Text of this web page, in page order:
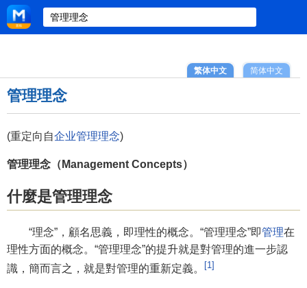
简体中文
繁体中文
管理理念
(重定向自企业管理理念)
管理理念（Management Concepts）
什麼是管理理念
“理念”，顧名思義，即理性的概念。“管理理念”即管理在
理性方面的概念。“管理理念”的提升就是對管理的進一步認
識，簡而言之，就是對管理的重新定義。
[1]